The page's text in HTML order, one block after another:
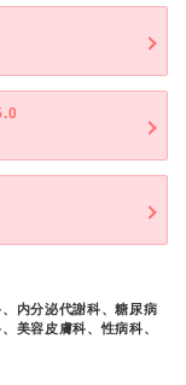
内分泌代謝科、糖尿病
美容皮膚科、性病科、